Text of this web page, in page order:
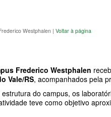
Westphalen | Voltar à página
Frederico Westphalen
Vale/RS, acompanhados pela
do campus, os
teve como objetivo